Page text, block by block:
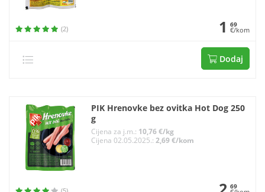
(2) 1 69
€/kom
Dodaj
PIK Hrenovke bez ovitka Hot Dog 250
g
Cijena za j.m.: 10,76 €/kg
Cijena 02.05.2025.:2,69 €/kom
69